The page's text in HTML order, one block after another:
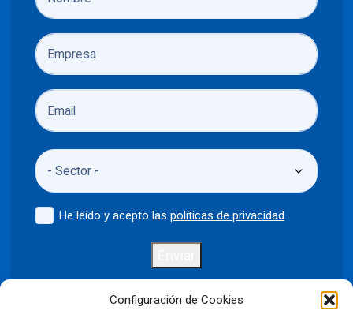
Configuración de Cookies
He leído y acepto laspolíticas de privacidad